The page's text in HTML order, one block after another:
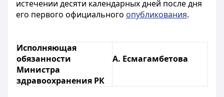
истечении десяти календарных дней после дня
его первого официального опубликования.
Исполняющая
обязанности
Министра
здравоохранения РК
А. Есмагамбетова